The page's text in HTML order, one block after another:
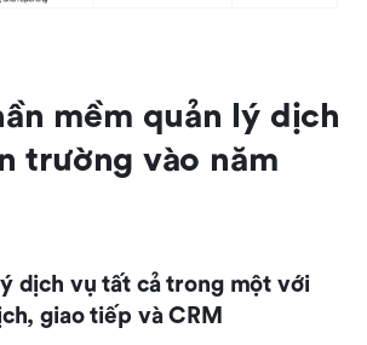
mềm quản lý dịch
trường vào năm
dịch vụ tất cả trong một với
giao tiếp và CRM